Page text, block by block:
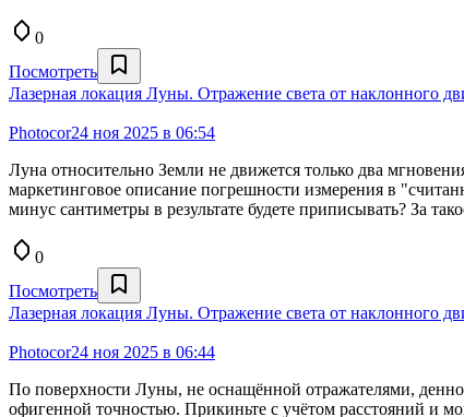
0
Посмотреть
Лазерная локация Луны. Отражение света от наклонного
Photocor24 ноя 2025 в 06:54
Луна относительно Земли не движется только два
маркетинговое описание погрешности измерения в
минус сантиметры в результате будете приписывать? За
0
Посмотреть
Лазерная локация Луны. Отражение света от наклонного
Photocor24 ноя 2025 в 06:44
По поверхности Луны, не оснащённой отражателями,
офигенной точностью. Прикиньте с учётом расстояний и